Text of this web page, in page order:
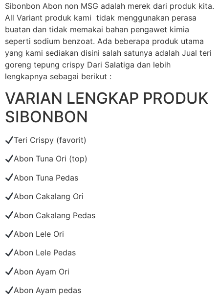
Sibonbon Abon non MSG adalah merek dari produk kita.
All Variant produk kami tidak menggunakan perasa
buatan dan tidak memakai bahan pengawet kimia
seperti sodium benzoat. Ada beberapa produk utama
yang kami sediakan disini salah satunya adalah Jual teri
goreng tepung crispy Dari Salatiga dan lebih
lengkapnya sebagai berikut :
VARIAN LENGKAP PRODUK
SIBONBON
Teri Crispy (favorit)
Abon Tuna Ori (top)
Abon Tuna Pedas
Abon Cakalang Ori
Abon Cakalang Pedas
Abon Lele Ori
Abon Lele Pedas
Abon Ayam Ori
Abon Ayam pedas